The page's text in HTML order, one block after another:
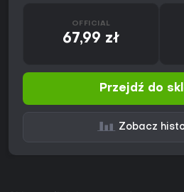
OFFICIAL
67,99 zł
Przejdź do
Zobacz